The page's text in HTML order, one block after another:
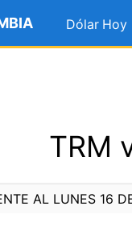
Dólar Hoy
TRM
AL LUNES 16